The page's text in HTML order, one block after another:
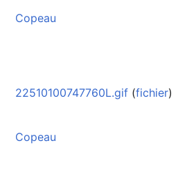
Copeau
22510100747760L.gif (fichier)
Copeau